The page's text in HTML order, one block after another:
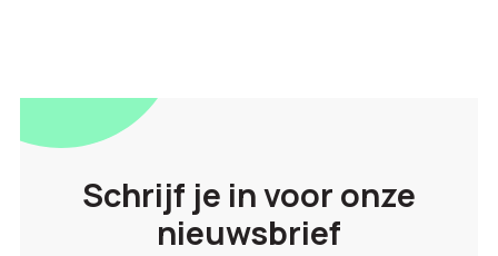
Schrijf je in voor onze
nieuwsbrief